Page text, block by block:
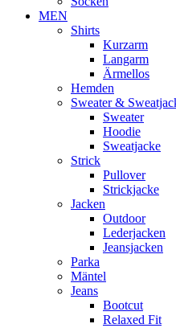
MEN
Shirts
Kurzarm
Langarm
Ärmellos
Hemden
Sweater &
Sweater
Hoodie
Sweatjacke
Strick
Pullover
Strickjacke
Jacken
Outdoor
Lederjacken
Jeansjacken
Parka
Mäntel
Jeans
Bootcut
Relaxed Fit